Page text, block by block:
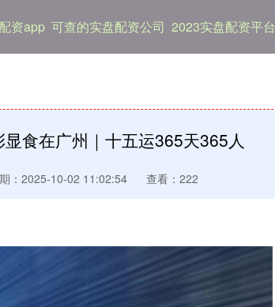
资app 可查的实盘配资公司 2023实盘配资平台
食在广州｜十五运365天365人
：2025-10-02 11:02:54 查看：222